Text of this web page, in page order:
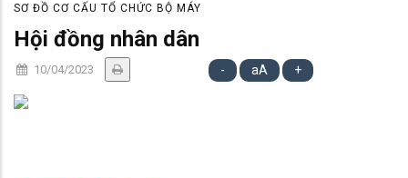
SƠ ĐỒ CƠ CẤU TỔ CHỨC BỘ MÁY
Hội đồng nhân dân
10/04/2023 - aA +